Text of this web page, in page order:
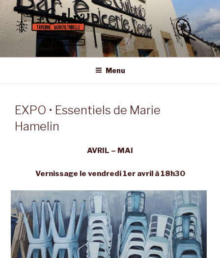
Aller
au
contenu
principal
LE GUIBRA – ST SULPICE LA
Taverne Agriculturelle • Bar – Epicerie – Resto
Menu
EXPO • Essentiels de Marie
Hamelin
AVRIL – MAI
Vernissage le vendredi 1er avril à 18h30